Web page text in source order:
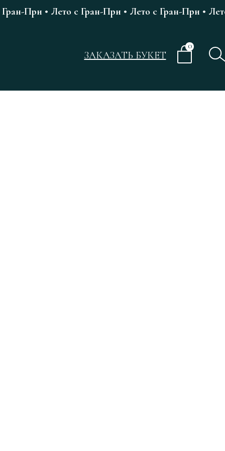
0
При • Лето с Гран-При • Лето с Гран-При •
ЗАКАЗАТЬ БУКЕТ